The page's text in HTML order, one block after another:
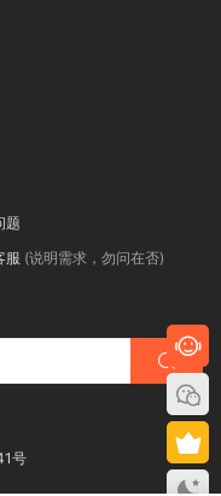
题
服 (说明需求，勿问在否)
号